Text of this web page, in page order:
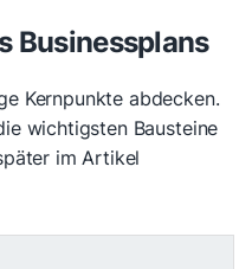
Businessplans
Kernpunkte abdecken.
wichtigsten Bausteine
im Artikel